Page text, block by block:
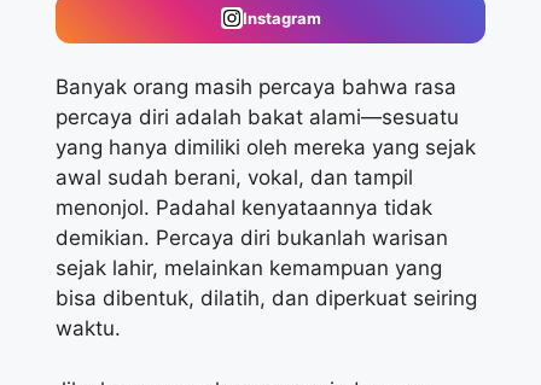
Instagram
Banyak orang masih percaya bahwa rasa
percaya diri adalah bakat alami—sesuatu
yang hanya dimiliki oleh mereka yang sejak
awal sudah berani, vokal, dan tampil
menonjol. Padahal kenyataannya tidak
demikian. Percaya diri bukanlah warisan
sejak lahir, melainkan kemampuan yang
bisa dibentuk, dilatih, dan diperkuat seiring
waktu.